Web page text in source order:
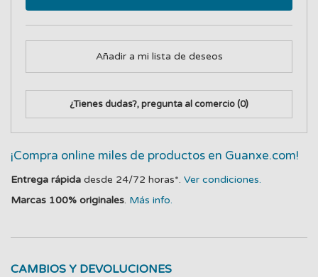
Añadir a mi lista de deseos
¿Tienes dudas?, pregunta al comercio(0)
¡Compra online miles de productos en Guanxe.com!
Entrega rápida desde 24/72 horas*. Ver condiciones.
Marcas 100% originales. Más info.
CAMBIOS Y DEVOLUCIONES